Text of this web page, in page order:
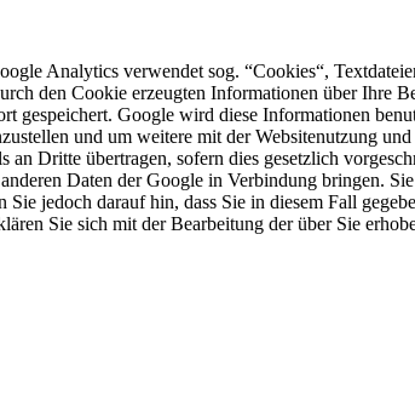
Analytics verwendet sog. “Cookies“,
den Cookie erzeugten Informationen über Ihre
gespeichert. Google wird diese Informationen
und um weitere mit der Websitenutzung
Dritte übertragen, sofern dies gesetzlich
Daten der Google in Verbindung bringen.
jedoch darauf hin, dass Sie in diesem Fall
Sie sich mit der Bearbeitung der über Sie